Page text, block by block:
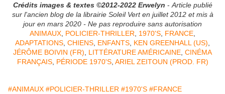
Crédits images & textes ©2012-2022 Erwelyn - Article publié
sur l'ancien blog de la librairie Soleil Vert en juillet 2012 et mis à
jour en mars 2020 - Ne pas reproduire sans autorisation
ANIMAUX POLICIER-THRILLER 1970'S FRANCE
ADAPTATIONS CHIENS ENFANTS KEN GREENHALL (US)
JÉRÔME BOIVIN (FR)
LITTÉRATURE AMÉRICAINE CINÉMA
FRANÇAIS, PÉRIODE 1970'S, ARIEL ZEITOUN (PROD. FR)
#ANIMAUX #POLICIER-THRILLER #1970'S #FRANCE